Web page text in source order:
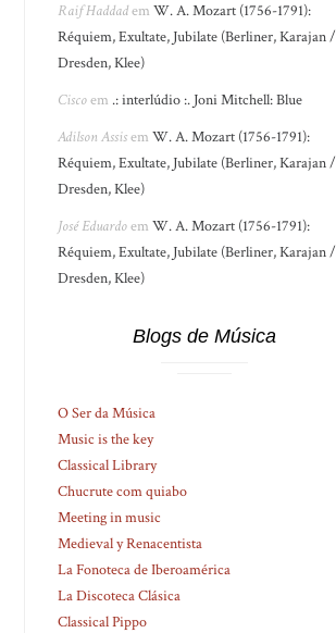
Raif HaddademW. A. Mozart (1756-1791):
Réquiem, Exultate, Jubilate (Berliner, Karajan /
Dresden, Klee)
Ciscoem .: interlúdio :. Joni Mitchell: Blue
Adilson AssisemW. A. Mozart (1756-1791):
Réquiem, Exultate, Jubilate (Berliner, Karajan /
Dresden, Klee)
José EduardoemW. A. Mozart (1756-1791):
Réquiem, Exultate, Jubilate (Berliner, Karajan /
Dresden, Klee)
Blogs de Música
O Ser da Música
Music is the key
Classical Library
Chucrute com quiabo
Meeting in music
Medieval y Renacentista
La Fonoteca de Iberoamérica
La Discoteca Clásica
Classical Pippo